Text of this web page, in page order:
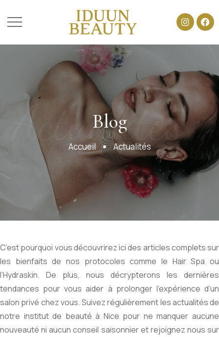
Actualités
Blog
Accueil Actualités
C’est pourquoi vous découvrirez ici des articles complets sur
les bienfaits de nos protocoles comme le Hair Spa ou
l’Hydraskin. De plus, nous décrypterons les dernières
tendances pour vous aider à prolonger l’expérience d’un
salon privé chez vous. Suivez régulièrement les actualités de
notre institut de beauté à Nice pour ne manquer aucune
nouveauté ni aucun conseil saisonnier et rejoignez nous sur